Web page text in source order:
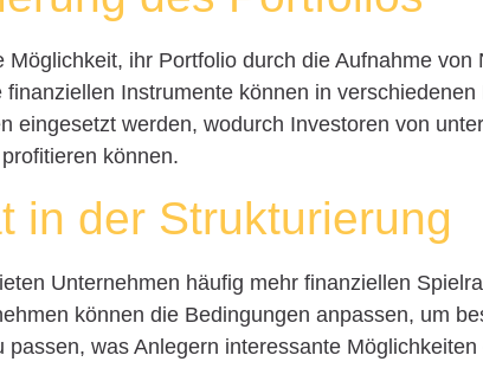
Möglichkeit, ihr Portfolio durch die Aufnahme von
Instrumente können in verschiedenen
eingesetzt werden, wodurch Investoren von
können.
in der Strukturierung
Unternehmen häufig mehr finanziellen
können die Bedingungen anpassen, um
passen, was Anlegern interessante Möglichkeiten